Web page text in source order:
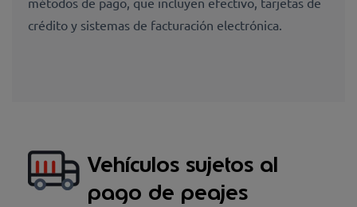
crédito y sistemas de facturación electrónica.
Vehículos sujetos al
pago de peajes